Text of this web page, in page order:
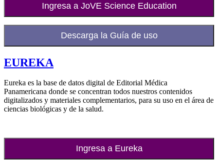
Ingresa a JoVE Science Education
Descarga la Guía de uso
EUREKA
Eureka es la base de datos digital de Editorial Médica
Panamericana donde se concentran todos nuestros contenidos
digitalizados y materiales complementarios, para su uso en el área de
ciencias biológicas y de la salud.
Ingresa a Eureka